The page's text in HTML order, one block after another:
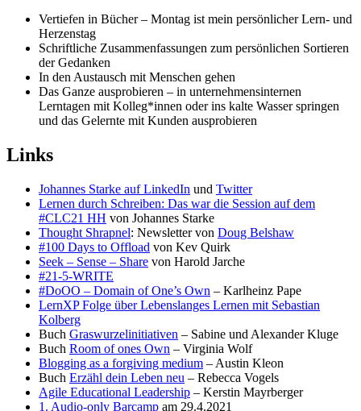
Vertiefen in Bücher – Montag ist mein persönlicher Lern- und
Herzenstag
Schriftliche Zusammenfassungen zum persönlichen Sortieren
der Gedanken
In den Austausch mit Menschen gehen
Das Ganze ausprobieren – in unternehmensinternen
Lerntagen mit Kolleg*innen oder ins kalte Wasser springen
und das Gelernte mit Kunden ausprobieren
Links
Johannes Starke auf LinkedIn und Twitter
Lernen durch Schreiben: Das war die Session auf dem
#CLC21 HH von Johannes Starke
Thought Shrapnel: Newsletter von Doug Belshaw
#100 Days to Offload von Kev Quirk
Seek – Sense – Share von Harold Jarche
#21-5-WRITE
#DoOO – Domain of One’s Own – Karlheinz Pape
LernXP Folge über Lebenslanges Lernen mit Sebastian
Kolberg
Buch Graswurzelinitiativen – Sabine und Alexander Kluge
Buch Room of ones Own – Virginia Wolf
Blogging as a forgiving medium – Austin Kleon
Buch Erzähl dein Leben neu – Rebecca Vogels
Agile Educational Leadership – Kerstin Mayrberger
1. Audio-only Barcamp am 29.4.2021